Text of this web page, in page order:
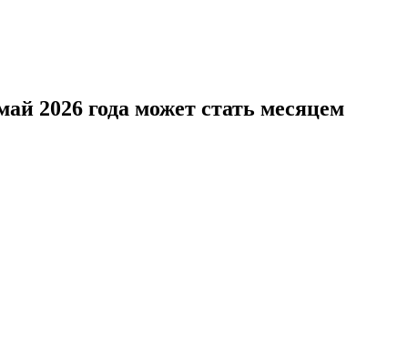
2026 года может стать месяцем